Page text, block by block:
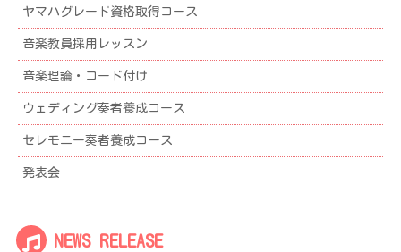
ヤマハグレード資格取得コース
音楽教員採用レッスン
音楽理論・コード付け
ウェディング奏者養成コース
セレモニー奏者養成コース
発表会
NEWS RELEASE